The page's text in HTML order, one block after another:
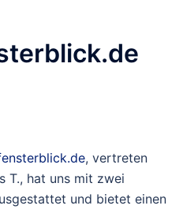
, vertreten
T., hat uns mit zwei
und bietet einen